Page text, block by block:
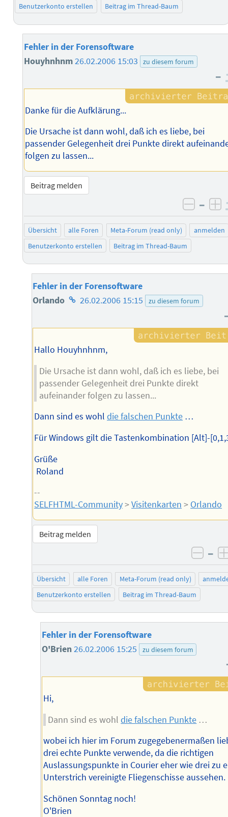
Benutzerkonto erstellen Beitrag im Thread-Baum
Fehler in der Forensoftware
Houyhnhnm26.02.2006 15:03 zu diesem forum
–
Danke für die Aufklärung...
Die Ursache ist dann wohl, daß ich es liebe, bei
passender Gelegenheit drei Punkte direkt
folgen zu lassen...
Beitrag melden
–
Übersicht alle Foren Meta-Forum (read only)
anmelden
Benutzerkonto erstellen
Beitrag im Thread-Baum
Fehler in der Forensoftware
Orlando Homepage
Autors
26.02.2006 15:15 zu diesem forum
Hallo Houyhnhnm,
Die Ursache ist dann wohl, daß ich es liebe, bei
passender Gelegenheit drei Punkte direkt
aufeinander folgen zu lassen...
Dann sind es wohldie falschen Punkte …
Für Windows gilt die Tastenkombination [Alt]-
Grüße
Roland
--
SELFHTML-Community>Visitenkarten > Orlando
Beitrag melden
–
Übersicht alle Foren Meta-Forum (read only)
Benutzerkonto erstellen
Beitrag im Thread-Baum
Fehler in der Forensoftware
O'Brien26.02.2006 15:25 zu diesem forum
Hi,
Dann sind es wohldie falschen Punkte …
wobei ich hier im Forum zugegebenermaßen
drei echte Punkte verwende, da die richtigen
Auslassungspunkte in Courier eher wie drei zu
Unterstrich vereinigte Fliegenschisse aussehen.
Schönen Sonntag noch!
O'Brien